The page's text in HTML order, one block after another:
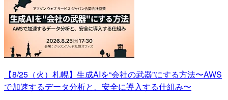
【8/25（火）札幌】生成AIを“会社の武器”にする方法〜AWS
で加速するデータ分析と、安全に導入する仕組み〜